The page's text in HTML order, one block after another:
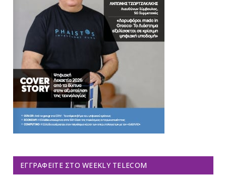
ΕΓΓΡΑΦΕΊΤΕ ΣΤΟ WEEKLY TELECOM